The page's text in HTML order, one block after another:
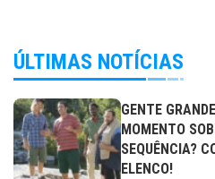
ÚLTIMAS NOTÍCIAS
GENTE
MOMENTO
SEQUÊNCIA?
ELENCO!